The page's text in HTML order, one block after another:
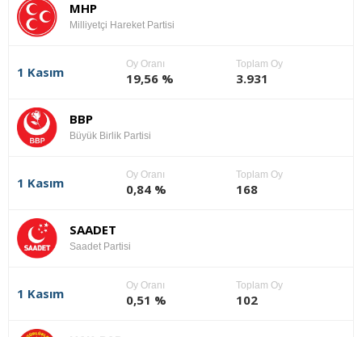
MHP
Milliyetçi Hareket Partisi
1 Kasım
Oy Oranı
19,56 %
Toplam Oy
3.931
BBP
Büyük Birlik Partisi
1 Kasım
Oy Oranı
0,84 %
Toplam Oy
168
SAADET
Saadet Partisi
1 Kasım
Oy Oranı
0,51 %
Toplam Oy
102